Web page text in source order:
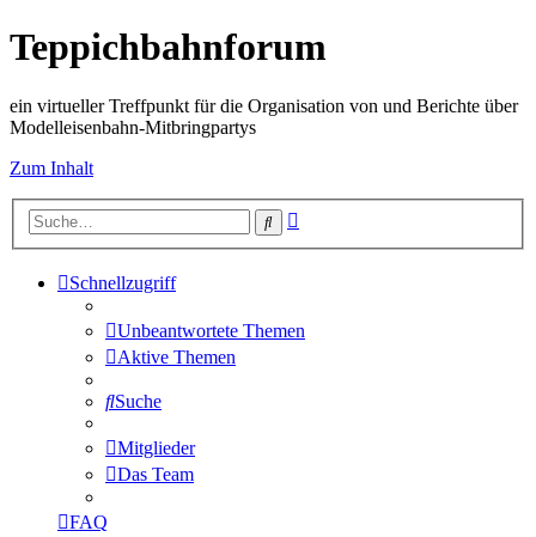
Teppichbahnforum
ein virtueller Treffpunkt für die Organisation von und Berichte über
Modelleisenbahn-Mitbringpartys
Zum Inhalt
Suche
Schnellzugriff
Unbeantwortete Themen
Aktive Themen
Suche
Mitglieder
Das Team
FAQ